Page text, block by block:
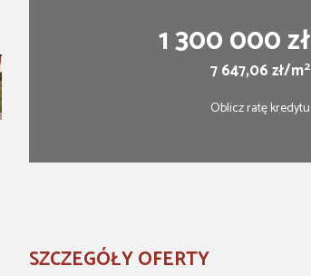
1 300 000 zł
7 647,06 zł/m2
Oblicz ratę kredytu
SZCZEGÓŁY OFERTY